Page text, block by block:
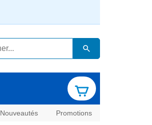
Nouveautés Promotions